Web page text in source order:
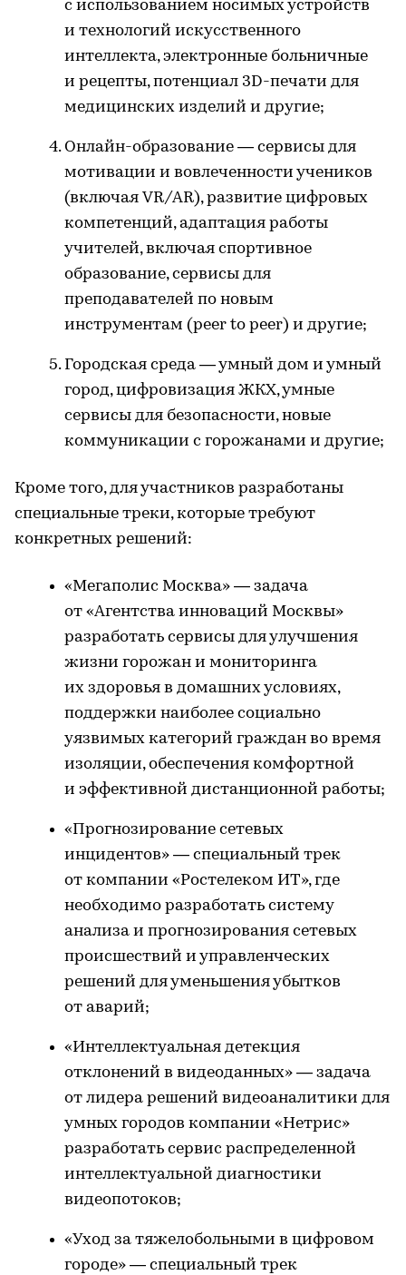
с использованием носимых устройств
и технологий искусственного
интеллекта, электронные больничные
и рецепты, потенциал 3D-печати для
медицинских изделий и другие;
Онлайн-образование — сервисы для
мотивации и вовлеченности учеников
(включая VR/AR), развитие цифровых
компетенций, адаптация работы
учителей, включая спортивное
образование, сервисы для
преподавателей по новым
инструментам (peer to peer) и другие;
Городская среда — умный дом и умный
город, цифровизация ЖКХ, умные
сервисы для безопасности, новые
коммуникации с горожанами и другие;
Кроме того, для участников разработаны
специальные треки, которые требуют
конкретных решений:
«Мегаполис Москва» — задача
от «Агентства инноваций Москвы»
разработать сервисы для улучшения
жизни горожан и мониторинга
их здоровья в домашних условиях,
поддержки наиболее социально
уязвимых категорий граждан во время
изоляции, обеспечения комфортной
и эффективной дистанционной работы;
«Прогнозирование сетевых
инцидентов» — специальный трек
от компании «Ростелеком ИТ», где
необходимо разработать систему
анализа и прогнозирования сетевых
происшествий и управленческих
решений для уменьшения убытков
от аварий;
«Интеллектуальная детекция
отклонений в видеоданных» — задача
от лидера решений видеоаналитики для
умных городов компании «Нетрис»
разработать сервис распределенной
интеллектуальной диагностики
видеопотоков;
«Уход за тяжелобольными в цифровом
городе» — специальный трек